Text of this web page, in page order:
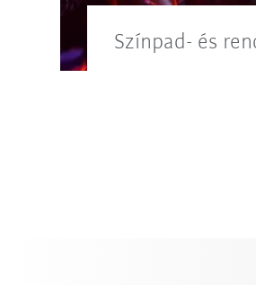
Színpad- és